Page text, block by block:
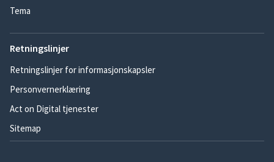
Tema
Retningslinjer
Retningslinjer for informasjonskapsler
Personvernerklæring
Act on Digital tjenester
Sitemap